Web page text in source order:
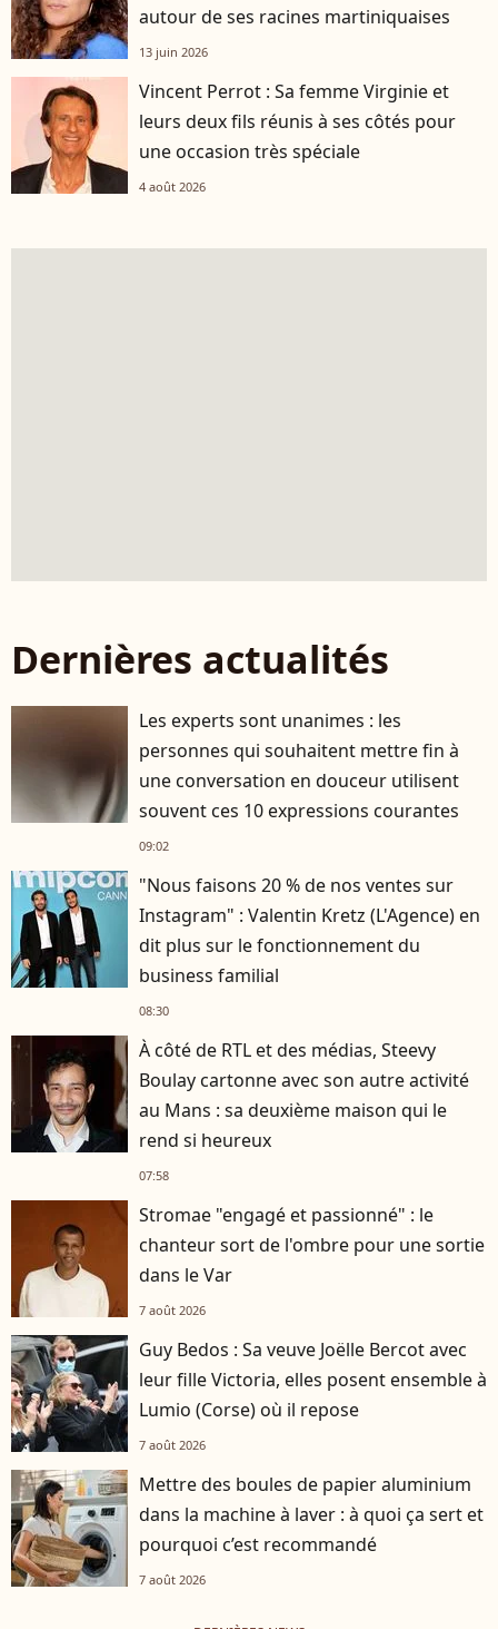
autour de ses racines martiniquaises
13 juin 2026
Vincent Perrot : Sa femme Virginie et
leurs deux fils réunis à ses côtés pour
une occasion très spéciale
4 août 2026
Dernières actualités
Les experts sont unanimes : les
personnes qui souhaitent mettre fin à
une conversation en douceur utilisent
souvent ces 10 expressions courantes
09:02
"Nous faisons 20 % de nos ventes sur
Instagram" : Valentin Kretz (L'Agence) en
dit plus sur le fonctionnement du
business familial
08:30
À côté de RTL et des médias, Steevy
Boulay cartonne avec son autre activité
au Mans : sa deuxième maison qui le
rend si heureux
07:58
Stromae "engagé et passionné" : le
chanteur sort de l'ombre pour une sortie
dans le Var
7 août 2026
Guy Bedos : Sa veuve Joëlle Bercot avec
leur fille Victoria, elles posent ensemble à
Lumio (Corse) où il repose
7 août 2026
Mettre des boules de papier aluminium
dans la machine à laver : à quoi ça sert et
pourquoi c’est recommandé
7 août 2026